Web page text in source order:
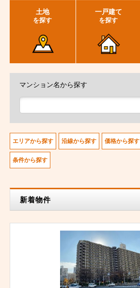
土地
を探す
一戸建て
を探す
マンション名から探す
エリアから探す 沿線から探す 価格から探す
条件から探す
新着物件